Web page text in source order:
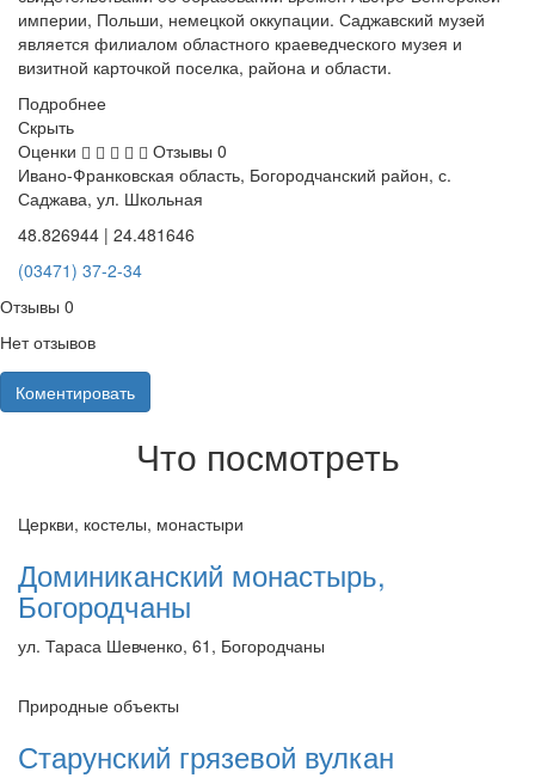
империи, Польши, немецкой оккупации. Саджавский музей
является филиалом областного краеведческого музея и
визитной карточкой поселка, района и области.
Подробнее
Скрыть
Оценки
Отзывы 0
Ивано-Франковская область, Богородчанский район, с.
Саджава, ул. Школьная
48.826944 | 24.481646
(03471) 37-2-34
Отзывы 0
Нет отзывов
Коментировать
Что посмотреть
Церкви, костелы, монастыри
Доминиканский монастырь,
Богородчаны
ул. Тараса Шевченко, 61, Богородчаны
Природные объекты
Старунский грязевой вулкан